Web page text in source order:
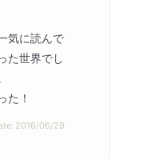
気に読んで
た世界でし
た！
2016/06/29